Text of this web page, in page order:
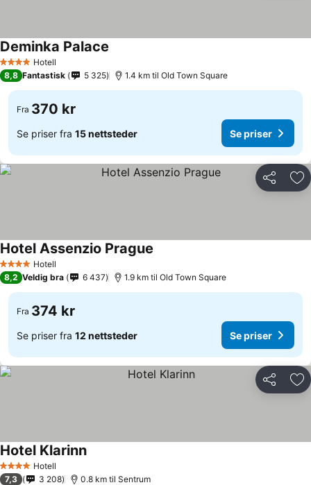
4 StjernerHotell
Deminka Palace
8,8 Fantastisk 5 325 1.4 km til Old Town Square
Fra 370 kr
Se priser fra 15 nettsteder Se priser
Del
4 StjernerHotell
Hotel Assenzio Prague
8,2 Veldig bra 6 437 1.9 km til Old Town Square
Fra 374 kr
Se priser fra 12 nettsteder Se priser
Del
4 StjernerHotell
Hotel Klarinn
7,3 3 208 0.8 km til Sentrum